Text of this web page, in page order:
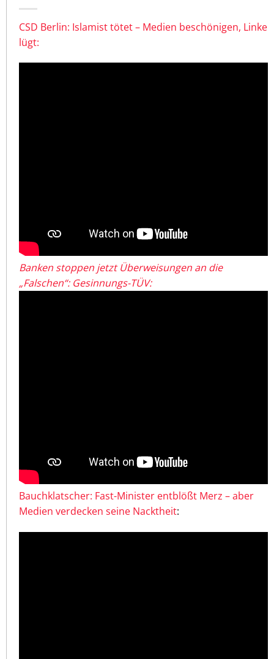
CSD Berlin: Islamist tötet – Medien beschönigen, Linke
lügt:
Banken stoppen jetzt Überweisungen an die
„Falschen“: Gesinnungs-TÜV:
Bauchklatscher: Fast-Minister entblößt Merz – aber
Medien verdecken seine Nacktheit: